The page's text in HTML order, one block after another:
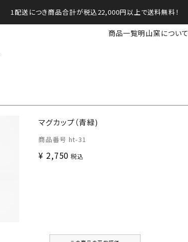
1配送につき商品合計が税込22,000円以上で送料無料！
商品一覧明山窯について
マグカップ（青緑)
商品番号 ht-31
¥ 2,750 税込